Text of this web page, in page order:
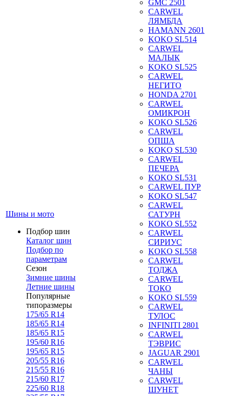
Шины и мото
Подбор шин
Каталог шин
Подбор по
параметрам
Сезон
Зимние шины
Летние шины
Популярные
типоразмеры
175/65 R14
185/65 R14
185/65 R15
195/60 R16
195/65 R15
205/55 R16
215/55 R16
215/60 R17
225/60 R18
GMC 2501
CARWEL
ЛЯМБДА
HAMANN 2601
KOKO SL514
CARWEL
МАЛЫК
KOKO SL525
CARWEL
НЕГИТО
HONDA 2701
CARWEL
ОМИКРОН
KOKO SL526
CARWEL
ОПША
KOKO SL530
CARWEL
ПЕЧЕРА
KOKO SL531
CARWEL ПУР
KOKO SL547
CARWEL
САТУРН
KOKO SL552
CARWEL
СИРИУС
KOKO SL558
CARWEL
ТОДЖА
CARWEL
ТОКО
KOKO SL559
CARWEL
ТУЛОС
INFINITI 2801
CARWEL
ТЭВРИС
JAGUAR 2901
CARWEL
ЧАНЫ
CARWEL
ШУНЕТ